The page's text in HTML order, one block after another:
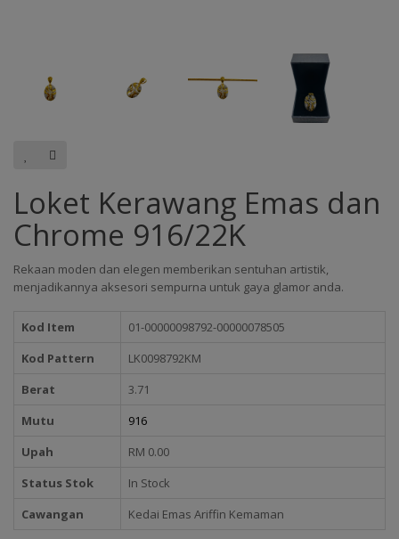
Loket Kerawang Emas dan
Chrome 916/22K
Rekaan moden dan elegen memberikan sentuhan artistik,
menjadikannya aksesori sempurna untuk gaya glamor anda.
Kod Item
01-00000098792-00000078505
Kod Pattern
LK0098792KM
Berat
3.71
Mutu
916
Upah
RM 0.00
Status Stok
In Stock
Cawangan
Kedai Emas Ariffin Kemaman